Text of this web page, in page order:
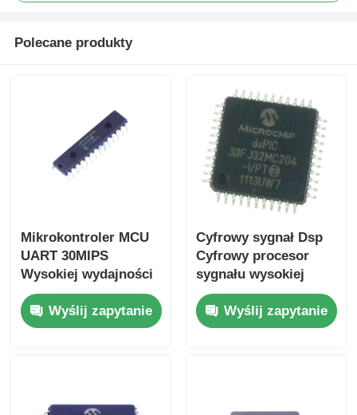
Polecane produkty
Mikrokontroler MCU
UART 30MIPS
Wysokiej wydajności
16-bitowy cyfrowy
sterownik sygnału
chip DSPIC30F2010-
Wyślij zapytanie
Cyfrowy sygnał Dsp
Cyfrowy procesor
sygnału wysokiej
prędkości
DsPIC33EP256MC204-
I/PT
Wyślij zapytanie